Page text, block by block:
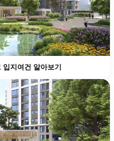
지여건 알아보기